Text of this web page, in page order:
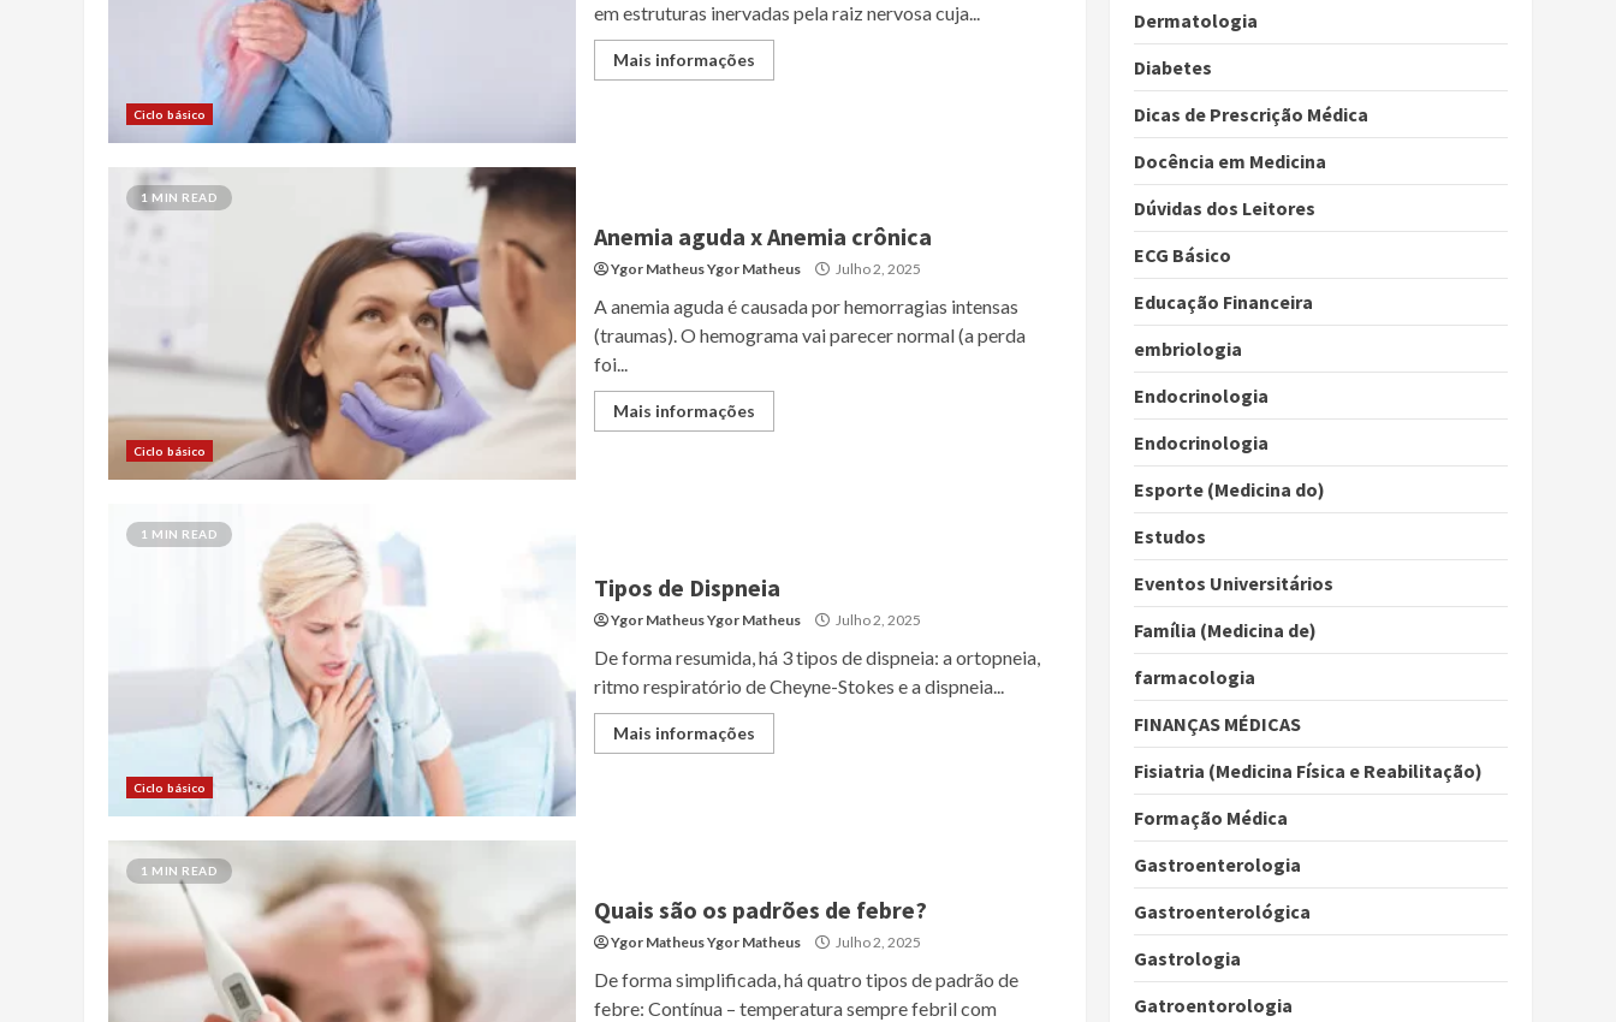
Ciclo básico
em estruturas inervadas pela raiz nervosa cuja...
Mais informações
1 MIN READ
Ciclo básico
Anemia aguda x Anemia crônica
Ygor Matheus Ygor Matheus Julho 2, 2025
A anemia aguda é causada por hemorragias intensas
(traumas). O hemograma vai parecer normal (a perda
foi...
Mais informações
1 MIN READ
Ciclo básico
Tipos de Dispneia
Ygor Matheus Ygor Matheus Julho 2, 2025
De forma resumida, há 3 tipos de dispneia: a ortopneia,
ritmo respiratório de Cheyne-Stokes e a dispneia...
Mais informações
1 MIN READ
Quais são os padrões de febre?
Ygor Matheus Ygor Matheus Julho 2, 2025
De forma simplificada, há quatro tipos de padrão de
febre: Contínua – temperatura sempre febril com
Dermatologia
Diabetes
Dicas de Prescrição Médica
Docência em Medicina
Dúvidas dos Leitores
ECG Básico
Educação Financeira
embriologia
Endocrinologia
Endocrinologia
Esporte (Medicina do)
Estudos
Eventos Universitários
Família (Medicina de)
farmacologia
FINANÇAS MÉDICAS
Fisiatria (Medicina Física e Reabilitação)
Formação Médica
Gastroenterologia
Gastroenterológica
Gastrologia
Gatroentorologia